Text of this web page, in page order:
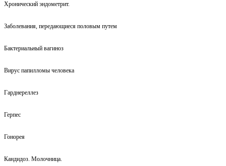
Хронический эндометрит.
Заболевания, передающиеся половым путем
Бактериальный вагиноз
Вирус папилломы человека
Гарднереллез
Герпес
Гонорея
Кандидоз. Молочница.